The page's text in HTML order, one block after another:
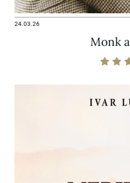
24.03.26
Monk